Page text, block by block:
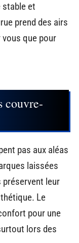
stable et
prend des airs
que pour
couvre-
pas aux aléas
laissées
leur
Le
pour une
lors des